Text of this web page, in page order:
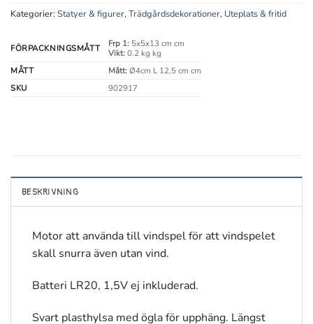
Kategorier: Statyer & figurer,Trädgårdsdekorationer, Uteplats & fritid
FÖRPACKNINGSMÅTT Frp 1:5x5x13 cm cm
Vikt:0.2 kg kg
MÅTT
Mått:Ø4cm L 12,5 cm cm
SKU
902917
BESKRIVNING
Motor att använda till vindspel för att vindspelet
skall snurra även utan vind.
Batteri LR20, 1,5V ej inkluderad.
Svart plasthylsa med ögla för upphäng. Längst